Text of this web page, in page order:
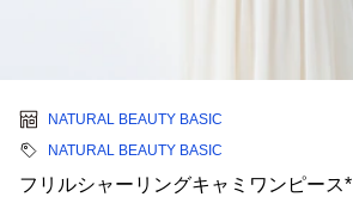
NATURAL BEAUTY BASIC
NATURAL BEAUTY BASIC
フリルシャーリングキャミワンピース*